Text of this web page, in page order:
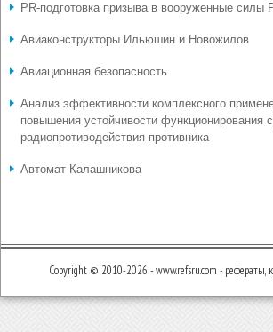
PR-подготовка призыва в вооруженные силы
Авиаконструкторы Ильюшин и Новожилов
Авиационная безопасность
Анализ эффективности комплексного
повышения устойчивости функционирования
радиопротиводействия противника
Автомат Калашникова
Copyright © 2010-2026 - www.refsru.com - рефераты,